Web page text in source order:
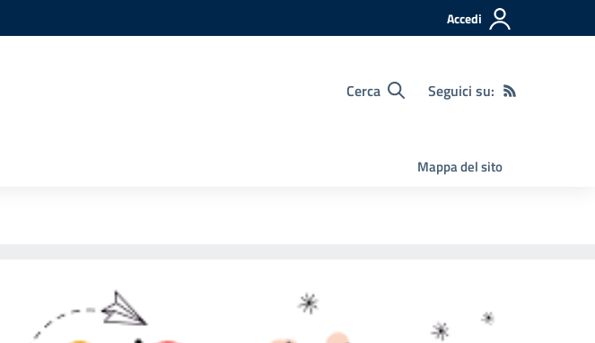
Accedi
Cerca Seguici su:
Mappa del sito